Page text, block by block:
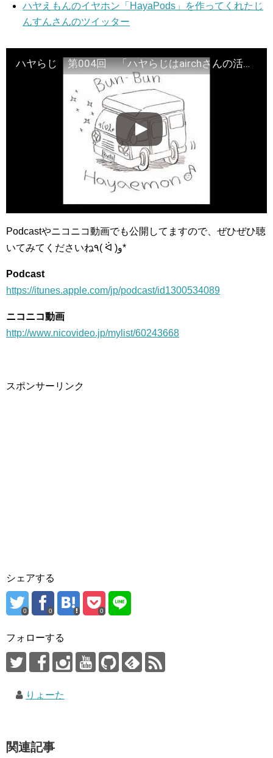
ハヤえもんのイヤホン「HayaPods」を作ってくれたじ
んすんさんのツイッター
ハヤらじ 第004回 「ハヤらじはairchさんの活動を応援しています」
Podcastやニコニコ動画でも公開してますので、ぜひぜひ聴
いてみてくださいね٩( ᐛ )و*
Podcast
https://itunes.apple.com/jp/podcast/id1300534089
ニコニコ動画
http://www.nicovideo.jp/mylist/60243668
スポンサーリンク
シェアする
0 0 0
フォローする
りょーた
関連記事